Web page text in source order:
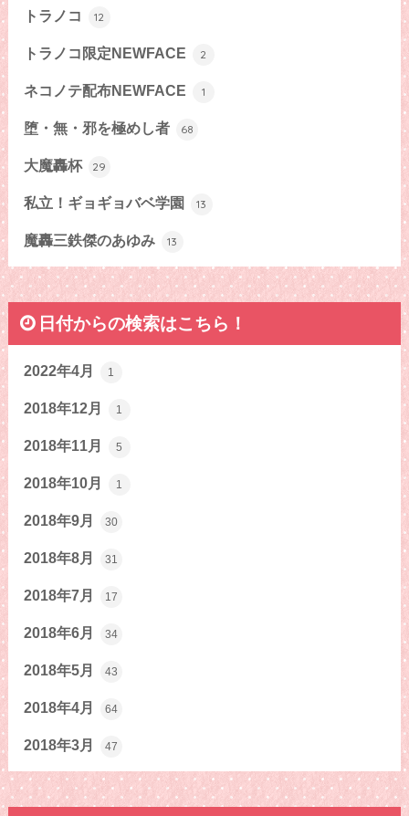
トラノコ 12
トラノコ限定NEWFACE 2
ネコノテ配布NEWFACE 1
堕・無・邪を極めし者 68
大魔轟杯 29
私立！ギョギョバベ学園 13
魔轟三鉄傑のあゆみ 13
日付からの検索はこちら！
2022年4月 1
2018年12月 1
2018年11月 5
2018年10月 1
2018年9月 30
2018年8月 31
2018年7月 17
2018年6月 34
2018年5月 43
2018年4月 64
2018年3月 47